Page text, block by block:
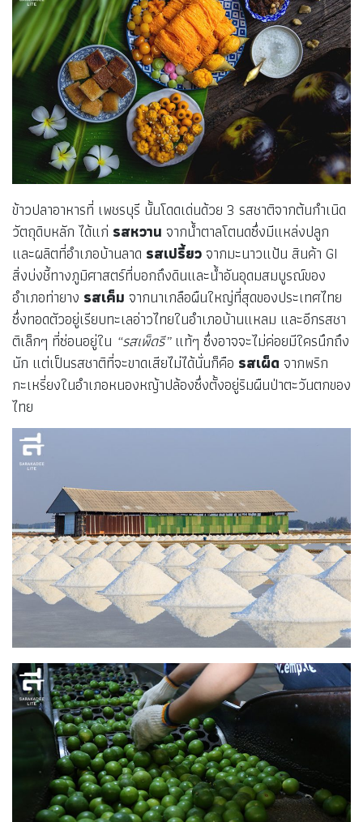
ข้าวปลาอาหารที่ เพชรบุรี นั้นโดดเด่นด้วย 3 รสชาติจากต้นกำเนิด
วัตถุดิบหลัก ได้แก่ รสหวาน จากน้ำตาลโตนดซึ่งมีแหล่งปลูก
และผลิตที่อำเภอบ้านลาด รสเปรี้ยว จากมะนาวแป้น สินค้า GI
สิ่งบ่งชี้ทางภูมิศาสตร์ที่บอกถึงดินและน้ำอันอุดมสมบูรณ์ของ
อำเภอท่ายาง รสเค็ม จากนาเกลือผืนใหญ่ที่สุดของประเทศไทย
ซึ่งทอดตัวอยู่เรียบทะเลอ่าวไทยในอำเภอบ้านแหลม และอีกรสชา
ติเล็กๆ ที่ซ่อนอยู่ใน “รสเพ็ดรี”แท้ๆ ซึ่งอาจจะไม่ค่อยมีใครนึกถึง
นัก แต่เป็นรสชาติที่จะขาดเสียไม่ได้นั่นก็คือ รสเผ็ด จากพริก
กะเหรี่ยงในอำเภอหนองหญ้าปล้องซึ่งตั้งอยู่ริมผืนป่าตะวันตกของ
ไทย